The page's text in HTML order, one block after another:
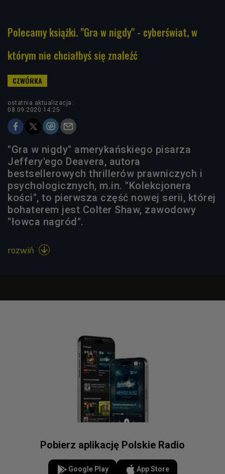
Polecamy książki. "Gra w nigdy" - cyberświat, w
którym nie chciałbyś się znaleźć
ostatnia aktualizacja:
08.09.2020 14:25
"Gra w nigdy" amerykańskiego pisarza
Jeffery'ego Deavera, autora
bestsellerowych thrillerów prawniczych i
psychologicznych, m.in. "Kolekcjonera
kości", to pierwsza część nowej serii, której
bohaterem jest Colter Shaw, zawodowy
"łowca nagród".
rozwiń 
Pobierz aplikację Polskie Radio
Google Play App Store